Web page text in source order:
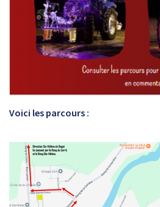
Voici les parcours :